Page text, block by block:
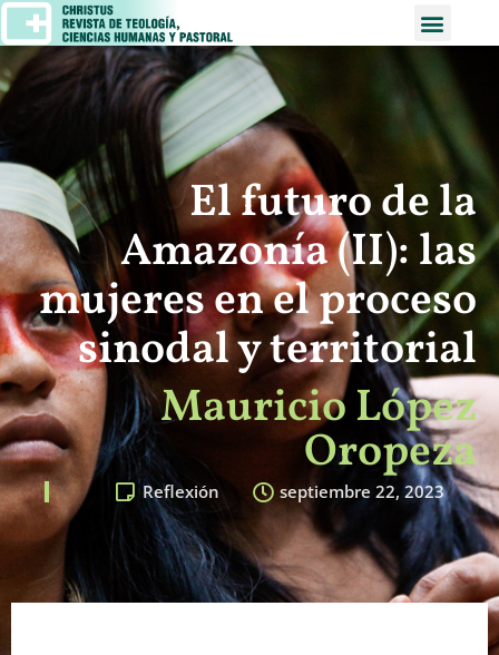
El futuro de la
Amazonía (II): las
mujeres en el proceso
sinodal y territorial
Mauricio López
Oropeza
Reflexión septiembre 22, 2023